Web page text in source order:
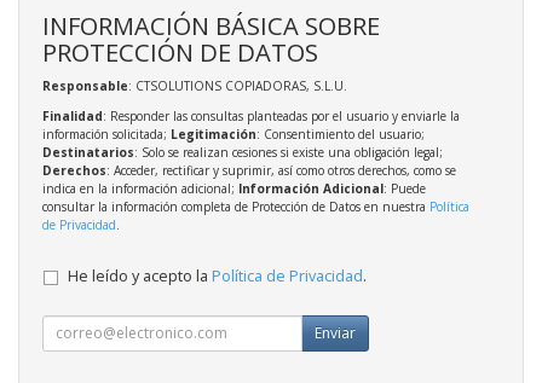
INFORMACIÓN BÁSICA SOBRE
PROTECCIÓN DE DATOS
Responsable: CTSOLUTIONS COPIADORAS, S.L.U.
Finalidad: Responder las consultas planteadas por el usuario y enviarle la
información solicitada; Legitimación: Consentimiento del usuario;
Destinatarios: Solo se realizan cesiones si existe una obligación legal;
Derechos: Acceder, rectificar y suprimir, así como otros derechos, como se
indica en la información adicional; Información Adicional: Puede
consultar la información completa de Protección de Datos en nuestra Política
de Privacidad
He leído y acepto la Política de Privacidad.
Enviar